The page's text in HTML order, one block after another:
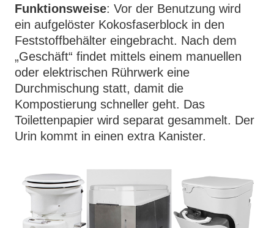
Funktionsweise: Vor der Benutzung wird
ein aufgelöster Kokosfaserblock in den
Feststoffbehälter eingebracht. Nach dem
„Geschäft“ findet mittels einem manuellen
oder elektrischen Rührwerk eine
Durchmischung statt, damit die
Kompostierung schneller geht. Das
Toilettenpapier wird separat gesammelt. Der
Urin kommt in einen extra Kanister.